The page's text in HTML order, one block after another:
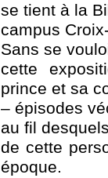
se tient à la
campus
Sans se
cette
prince et sa
– épisodes
au fil
de cette
époque.